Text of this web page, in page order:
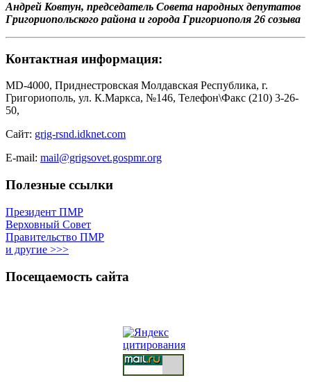
Андрей Ковтун, председатель Совета народных депутатов
Григориопольского района и города Григориополя 26 созыва
Контактная информация:
MD-4000, Приднестровская Молдавская Республика, г.
Григориополь, ул. К.Маркса, №146, Телефон\Факс (210) 3-26-
50,
Сайт: grig-rsnd.idknet.com
E-mail: mail@grigsovet.gospmr.org
Полезные ссылки
Президент ПМР
Верховный Совет
Правительство ПМР
и другие >>>
Посещаемость сайта